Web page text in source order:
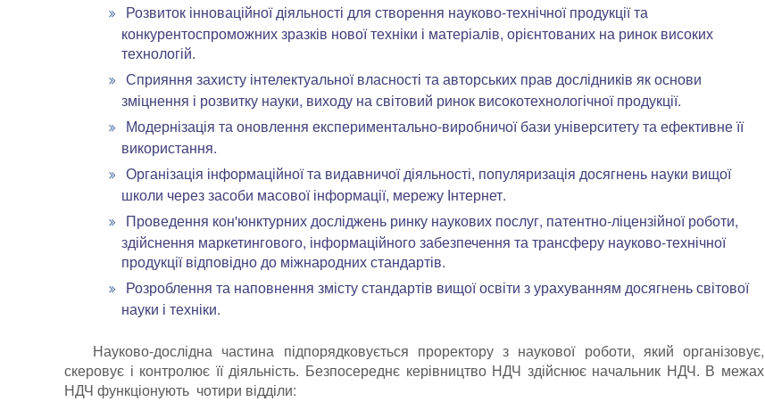
Розвиток інноваційної діяльності для створення науково-технічної продукції та
конкурентоспроможних зразків нової техніки і матеріалів, орієнтованих на ринок високих
технологій.
Сприяння захисту інтелектуальної власності та авторських прав дослідників як основи
зміцнення і розвитку науки, виходу на світовий ринок високотехнологічної продукції.
Модернізація та оновлення експериментально-виробничої бази університету та ефективне її
використання.
Організація інформаційної та видавничої діяльності, популяризація досягнень науки вищої
школи через засоби масової інформації, мережу Інтернет.
Проведення кон'юнктурних досліджень ринку наукових послуг, патентно-ліцензійної роботи,
здійснення маркетингового, інформаційного забезпечення та трансферу науково-технічної
продукції відповідно до міжнародних стандартів.
Розроблення та наповнення змісту стандартів вищої освіти з урахуванням досягнень світової
науки і техніки.
Науково-дослідна частина підпорядковується проректору з наукової роботи, який організовує,
скеровує і контролює її діяльність. Безпосереднє керівництво НДЧ здійснює начальник НДЧ. В межах
НДЧ функціонують чотири відділи: